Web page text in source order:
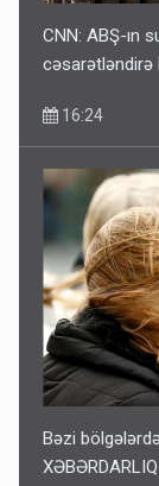
CNN: ABŞ-ın
cəsarətləndirə
16:24
Bəzi
XƏBƏRDARLIQ